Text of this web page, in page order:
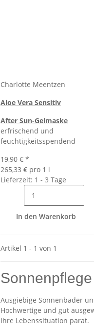
Charlotte Meentzen
Aloe Vera Sensitiv
After Sun-Gelmaske
erfrischend und
feuchtigkeitsspendend
19,90 € *
265,33 € pro 1 l
Lieferzeit: 1 - 3 Tage
In den Warenkorb
Artikel 1 - 1 von 1
Ausgiebige Sonnenbäder
Hochwertige und gut
Ihre Lebenssituation parat.